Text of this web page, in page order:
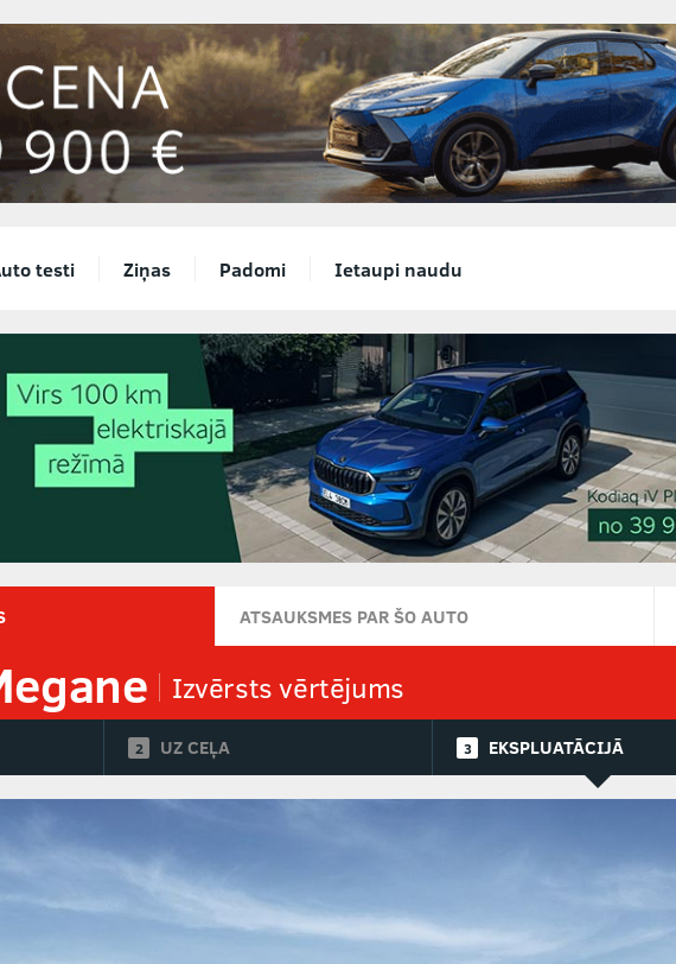
testi Ziņas Padomi Ietaupi naudu
ATSAUKSMES PAR ŠO AUTO
Izvērsts vērtējums
UZ CEĻA EKSPLUATĀCIJĀ